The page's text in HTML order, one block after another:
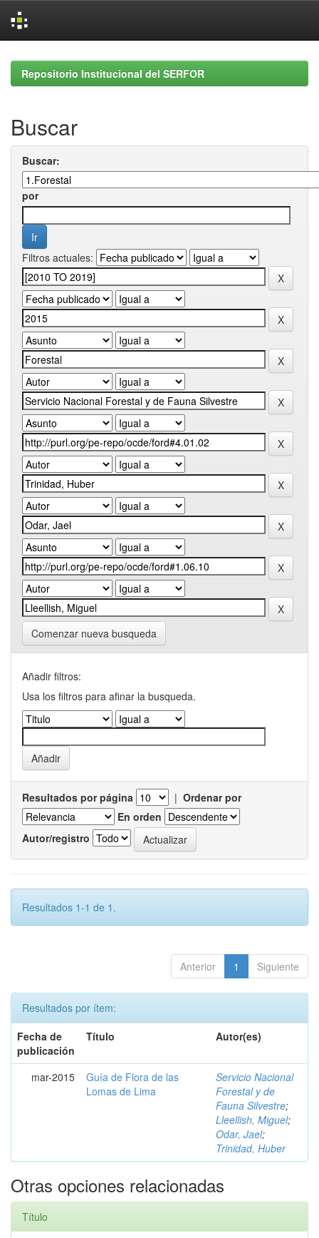
navigationRepositorio Institucional del SERFOR
Buscar
Buscar:
por
Filtros actuales:
Comenzar nueva busqueda
Añadir filtros:
Usa los filtros para afinar la busqueda.
Resultados por página | Ordenar por
En orden
Autor/registro
Resultados 1-1 de 1.
Anterior 1 Siguiente
Resultados por ítem:
Fecha de
publicación
Título Autor(es)
mar-2015
Guía de Flora de las
Lomas de Lima
Servicio Nacional
Forestal y de
Fauna Silvestre;
Lleellish, Miguel;
Odar, Jael;
Trinidad, Huber
Otras opciones relacionadas
Título